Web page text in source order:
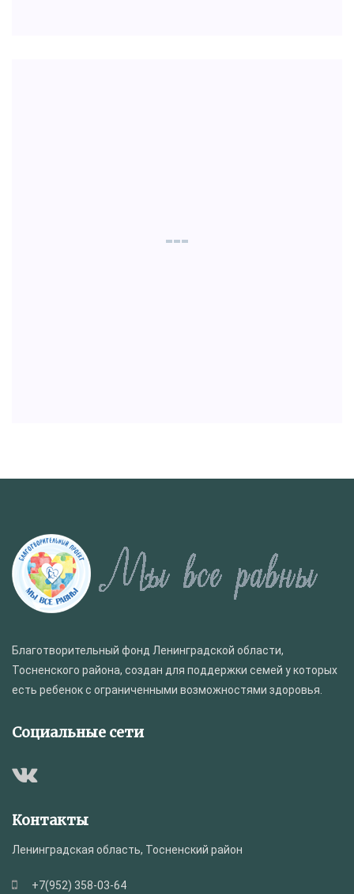
Благотворительный фонд Ленинградской области,
Тосненского района, создан для поддержки семей у которых
есть ребенок с ограниченными возможностями здоровья.
Социальные сети
Контакты
Ленинградская область, Тосненский район
+7(952) 358-03-64